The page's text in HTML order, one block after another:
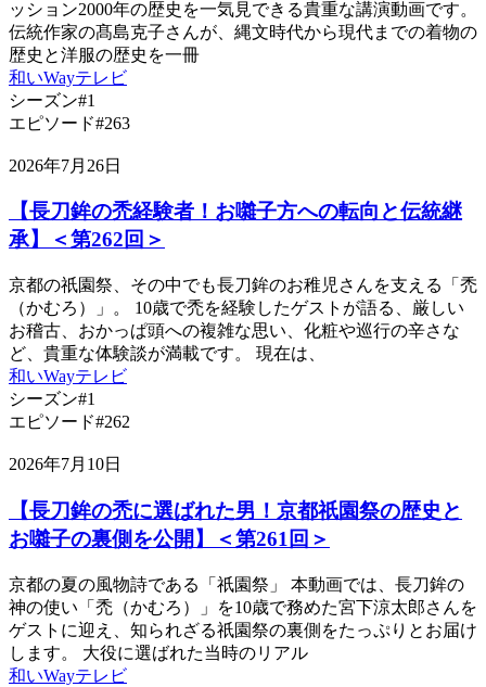
ッション2000年の歴史を一気見できる貴重な講演動画です。
伝統作家の髙島克子さんが、縄文時代から現代までの着物の
歴史と洋服の歴史を一冊
和いWayテレビ
シーズン#1
エピソード#263
2026年7月26日
【長刀鉾の禿経験者！お囃子方への転向と伝統継
承】＜第262回＞
京都の祇園祭、その中でも長刀鉾のお稚児さんを支える「禿
（かむろ）」。 10歳で禿を経験したゲストが語る、厳しい
お稽古、おかっぱ頭への複雑な思い、化粧や巡行の辛さな
ど、貴重な体験談が満載です。 現在は、
和いWayテレビ
シーズン#1
エピソード#262
2026年7月10日
【長刀鉾の禿に選ばれた男！京都祇園祭の歴史と
お囃子の裏側を公開】＜第261回＞
京都の夏の風物詩である「祇園祭」 本動画では、長刀鉾の
神の使い「禿（かむろ）」を10歳で務めた宮下涼太郎さんを
ゲストに迎え、知られざる祇園祭の裏側をたっぷりとお届け
します。 大役に選ばれた当時のリアル
和いWayテレビ